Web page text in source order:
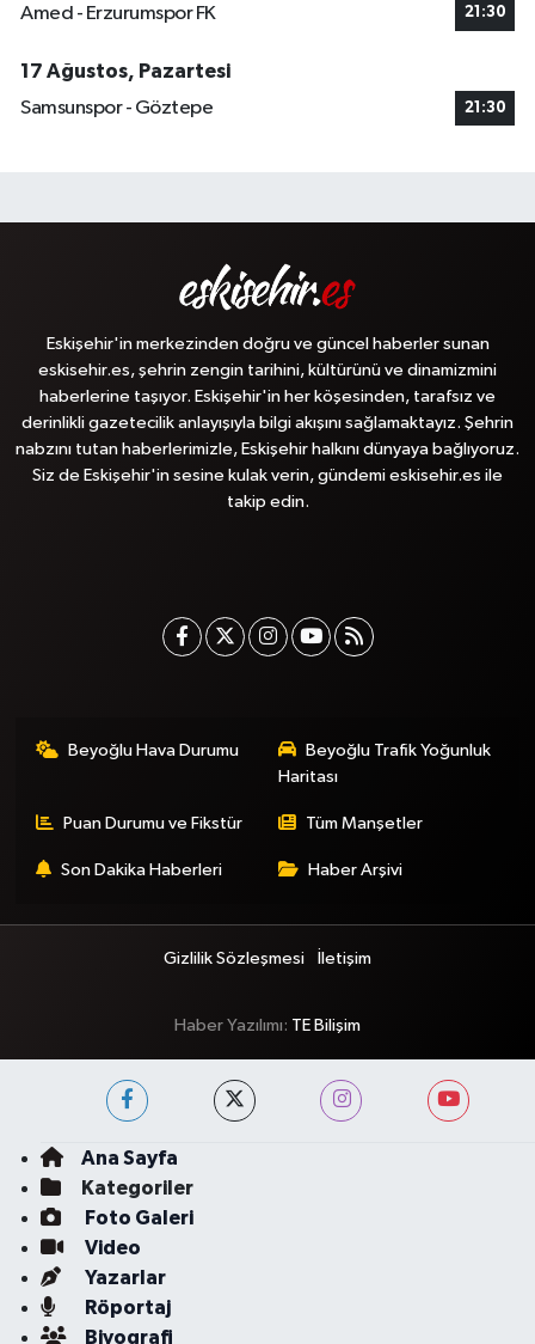
Amed - Erzurumspor FK 21:30
17 Ağustos, Pazartesi
Samsunspor - Göztepe
21:30
Eskişehir'in merkezinden doğru ve güncel haberler sunan
eskisehir.es, şehrin zengin tarihini, kültürünü ve dinamizmini
haberlerine taşıyor. Eskişehir'in her köşesinden, tarafsız ve
derinlikli gazetecilik anlayışıyla bilgi akışını sağlamaktayız. Şehrin
nabzını tutan haberlerimizle, Eskişehir halkını dünyaya bağlıyoruz.
Siz de Eskişehir'in sesine kulak verin, gündemi eskisehir.es ile
takip edin.
Beyoğlu Hava Durumu
Beyoğlu Trafik Yoğunluk
Haritası
Puan Durumu ve Fikstür Tüm Manşetler
Son Dakika Haberleri Haber Arşivi
Gizlilik Sözleşmesi İletişim
Haber Yazılımı: TE Bilişim
Ana Sayfa
Kategoriler
Foto Galeri
Video
Yazarlar
Röportaj
Biyografi